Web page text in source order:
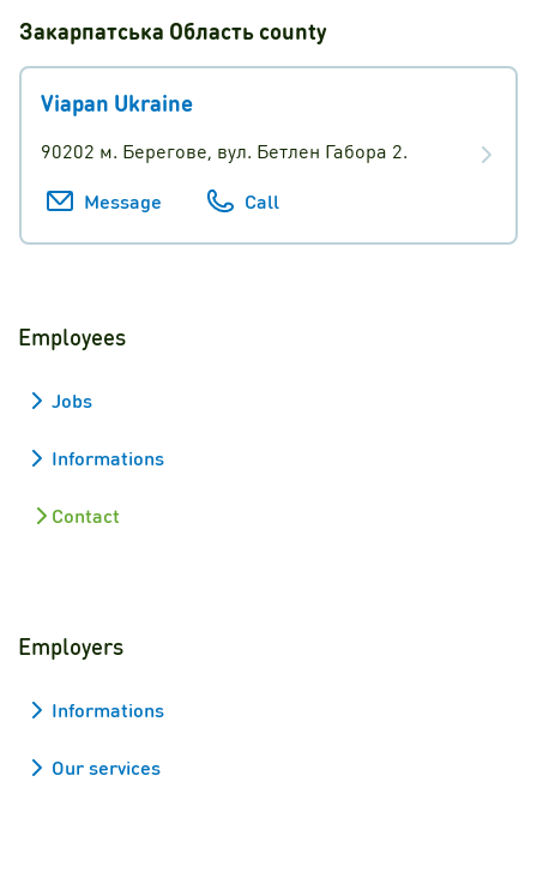
Закарпатська Область county
Viapan Ukraine
90202 м. Берегове, вул. Бетлен Габорa 2.
Message
Call
Employees
Jobs
Informations
Contact
Employers
Informations
Our services